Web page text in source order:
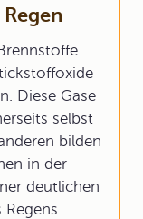
Diese Gase
selbst
bilden
in der
deutlichen